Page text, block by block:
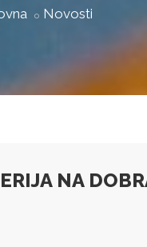
Novosti
NA